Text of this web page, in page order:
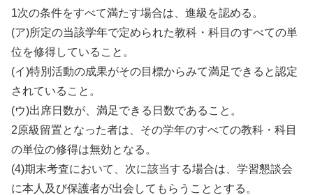
1次の条件をすべて満たす場合は、進級を認める。
(ア)所定の当該学年で定められた教科・科目のすべての単
位を修得していること。
(イ)特別活動の成果がその目標からみて満足できると認定
されていること。
(ウ)出席日数が、満足できる日数であること。
2原級留置となった者は、その学年のすべての教科・科目
の単位の修得は無効となる。
(4)期末考査において、次に該当する場合は、学習懇談会
に本人及び保護者が出会してもらうこととする。